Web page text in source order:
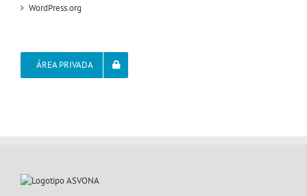
WordPress.org
ÁREA PRIVADA